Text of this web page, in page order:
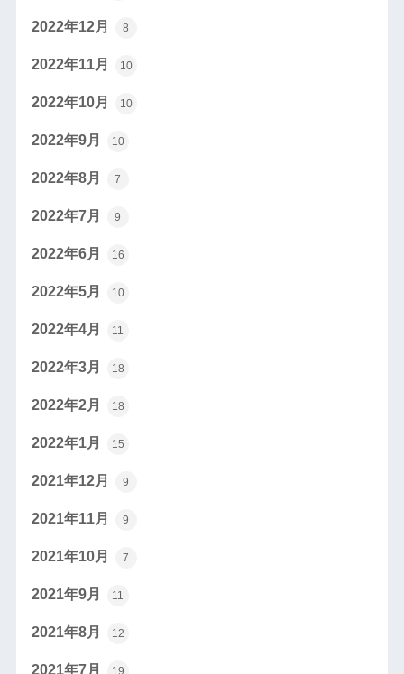
2022年12月 8
2022年11月 10
2022年10月 10
2022年9月 10
2022年8月 7
2022年7月 9
2022年6月 16
2022年5月 10
2022年4月 11
2022年3月 18
2022年2月 18
2022年1月 15
2021年12月 9
2021年11月 9
2021年10月 7
2021年9月 11
2021年8月 12
2021年7月 19